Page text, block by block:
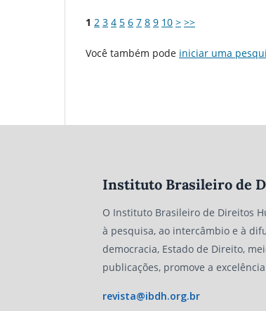
1 2 3 4 5 6 7 8 9 10 > >>
Você também pode iniciar uma
Instituto Brasileiro de
O Instituto Brasileiro de Direitos
à pesquisa, ao intercâmbio e à
democracia, Estado de Direito,
publicações, promove a
revista@ibdh.org.br